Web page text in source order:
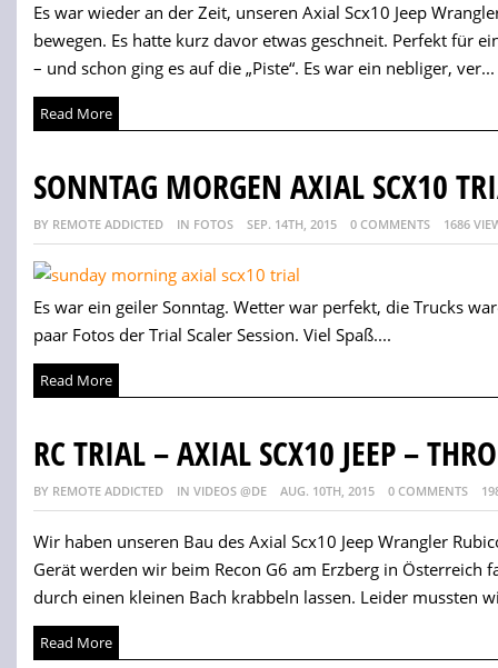
Es war wieder an der Zeit, unseren Axial Scx10 Jeep
bewegen. Es hatte kurz davor etwas geschneit. Perfekt für
– und schon ging es auf die „Piste“. Es war ein nebliger, ver...
Read More
SONNTAG MORGEN AXIAL SCX10
BY REMOTE ADDICTED IN FOTOS SEP. 14TH, 2015 0 COMMENTS 1686
Es war ein geiler Sonntag. Wetter war perfekt, die Trucks
paar Fotos der Trial Scaler Session. Viel Spaß....
Read More
RC TRIAL – AXIAL SCX10 JEEP –
BY REMOTE ADDICTED IN VIDEOS @DE AUG. 10TH, 2015 0 COMMENTS
Wir haben unseren Bau des Axial Scx10 Jeep Wrangler
Gerät werden wir beim Recon G6 am Erzberg in Österreich
durch einen kleinen Bach krabbeln lassen. Leider mussten
Read More